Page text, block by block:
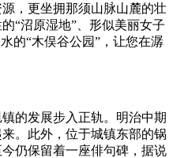
，更坐拥那须山脉山麓的壮
“沼原湿地”、形似美丽女子
的“木俣谷公园”，让您在潺
的发展步入正轨。明治中期
。此外，位于城镇东部的锅
仍保留着一座俳句碑，据说